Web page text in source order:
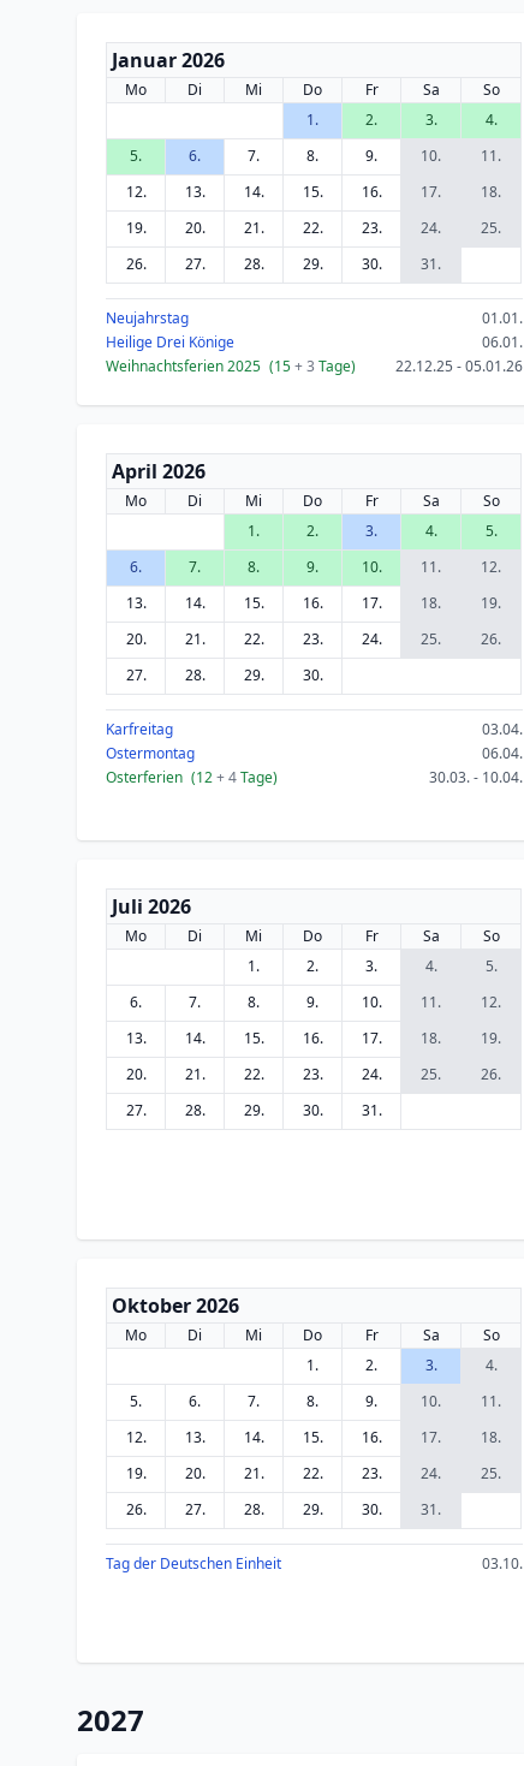
Januar 2026
Mo Di Mi Do Fr Sa
So
1.
2. 3.
4.
5.
6. 7. 8. 9. 10.
11.
12.
13. 14. 15. 16. 17.
18.
19.
20. 21. 22. 23. 24.
25.
26.
27. 28. 29. 30. 31.
Neujahrstag
01.01.
Heilige Drei Könige
06.01.
Weihnachtsferien 2025 (15+ 3 Tage) 22.12.25 - 05.01.26
April 2026
Mo Di Mi Do Fr Sa
So
1.
2. 3. 4.
5.
6.
7. 8. 9. 10. 11.
12.
13.
14. 15. 16. 17. 18.
19.
20.
21. 22. 23. 24. 25.
26.
27.
28. 29. 30.
Karfreitag
03.04.
Ostermontag
06.04.
Osterferien (12+ 4Tage) 30.03. - 10.04.
Juli 2026
Mo Di Mi Do Fr Sa
So
1.
2. 3. 4.
5.
6.
7. 8. 9. 10. 11.
12.
13.
14. 15. 16. 17. 18.
19.
20.
21. 22. 23. 24. 25.
26.
27.
28. 29. 30. 31.
Oktober 2026
Mo Di Mi Do Fr Sa
So
1.
2. 3.
4.
5.
6. 7. 8. 9. 10.
11.
12.
13. 14. 15. 16. 17.
18.
19.
20. 21. 22. 23. 24.
25.
26.
27. 28. 29. 30. 31.
Tag der Deutschen Einheit 03.10.
2027